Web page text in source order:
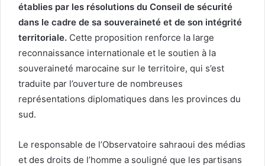
établies par les résolutions du Conseil de sécurité
dans le cadre de sa souveraineté et de son intégrité
territoriale. Cette proposition renforce la large
reconnaissance internationale et le soutien à la
souveraineté marocaine sur le territoire, qui s’est
traduite par l’ouverture de nombreuses
représentations diplomatiques dans les provinces du
sud.
Le responsable de l’Observatoire sahraoui des médias
et des droits de l’homme a souligné que les partisans